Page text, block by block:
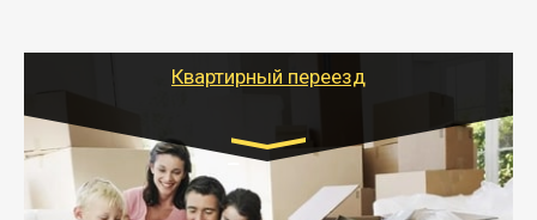
Квартирный переезд
Газель: 1,5 и 3 тонны